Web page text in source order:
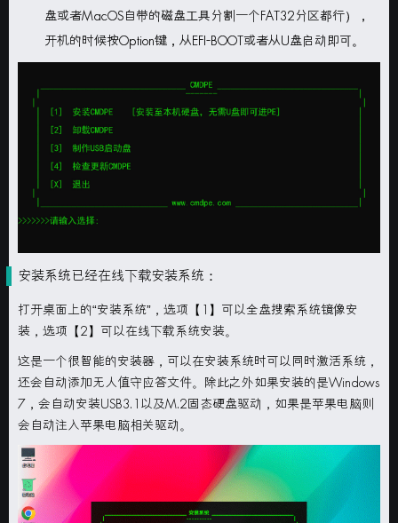
盘或者MacOS自带的磁盘工具分割一个FAT32分区都行），
开机的时候按Option键，从EFI-BOOT或者从U盘启动即可。
安装系统已经在线下载安装系统：
打开桌面上的“安装系统”，选项 【1】 可以全盘搜索系统镜像安
装，选项 【2】 可以在线下载系统安装。
这是一个很智能的安装器，可以在安装系统时可以同时激活系统，
还会自动添加无人值守应答文件。除此之外如果安装的是Windows
7 ，会自动安装USB3.1 以及M.2固态硬盘驱动 ， 如果是苹果电脑则
会自动注入苹果电脑相关驱动。